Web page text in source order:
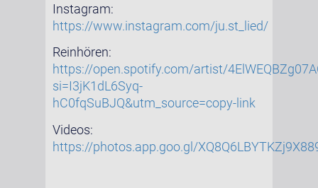
Instagram:
https://www.instagram.com/ju.st_lied/
Reinhören:
https://open.spotify.com/artist/
si=I3jK1dL6Syq-
hC0fqSuBJQ&utm_source=copy-link
Videos:
https://photos.app.goo.gl/